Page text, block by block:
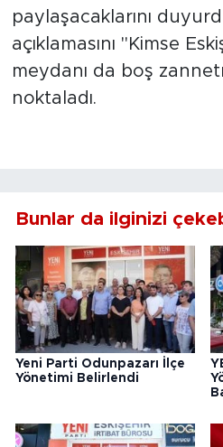
paylaşacaklarını
açıklamasını "Kimse
meydanı da boş
noktaladı.
Bunlar da ilginizi
Yeni Parti Odunpazarı İlçe
Yönetimi Belirlendi